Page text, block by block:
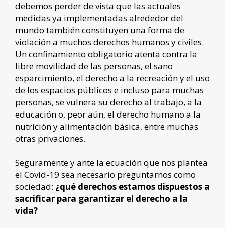
debemos perder de vista que las actuales
medidas ya implementadas alrededor del
mundo también constituyen una forma de
violación a muchos derechos humanos y civiles.
Un confinamiento obligatorio atenta contra la
libre movilidad de las personas, el sano
esparcimiento, el derecho a la recreación y el uso
de los espacios públicos e incluso para muchas
personas, se vulnera su derecho al trabajo, a la
educación o, peor aún, el derecho humano a la
nutrición y alimentación básica, entre muchas
otras privaciones.
Seguramente y ante la ecuación que nos plantea
el Covid-19 sea necesario preguntarnos como
sociedad: ¿qué derechos estamos dispuestos a
sacrificar para garantizar el derecho a la
vida?